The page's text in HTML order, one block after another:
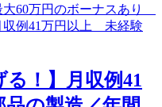
る！】月収例41